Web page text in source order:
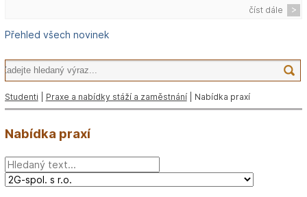
číst dále
Přehled všech novinek
Studenti Praxe a nabídky stáží a zaměstnání| Nabídka praxí
Nabídka praxí